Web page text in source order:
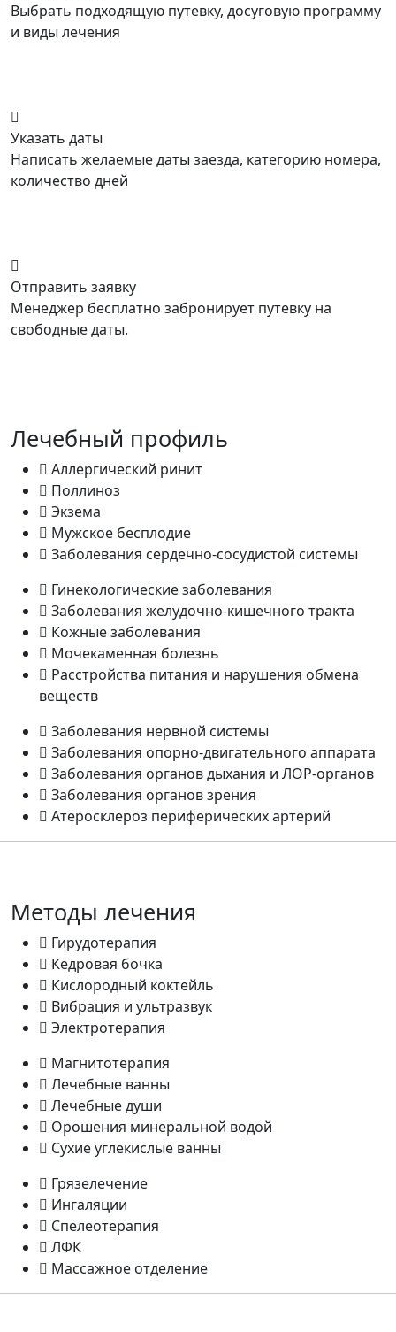
Выбрать подходящую путевку, досуговую программу
и виды лечения
Указать даты
Написать желаемые даты заезда, категорию номера,
количество дней
Отправить заявку
Менеджер бесплатно забронирует путевку на
свободные даты.
Лечебный профиль
Аллергический ринит
Поллиноз
Экзема
Мужское бесплодие
Заболевания сердечно-сосудистой системы
Гинекологические заболевания
Заболевания желудочно-кишечного тракта
Кожные заболевания
Мочекаменная болезнь
Расстройства питания и нарушения обмена
веществ
Заболевания нервной системы
Заболевания опорно-двигательного аппарата
Заболевания органов дыхания и ЛОР-органов
Заболевания органов зрения
Атеросклероз периферических артерий
Методы лечения
Гирудотерапия
Кедровая бочка
Кислородный коктейль
Вибрация и ультразвук
Электротерапия
Магнитотерапия
Лечебные ванны
Лечебные души
Орошения минеральной водой
Сухие углекислые ванны
Грязелечение
Ингаляции
Спелеотерапия
ЛФК
Массажное отделение